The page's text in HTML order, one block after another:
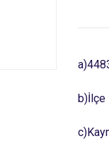
a)
b)İlçe
c)